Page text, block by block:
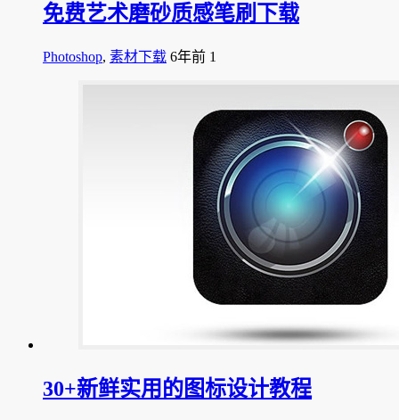
免费艺术磨砂质感笔刷下载
Photoshop, 素材下载 6年前 1
30+新鲜实用的图标设计教程